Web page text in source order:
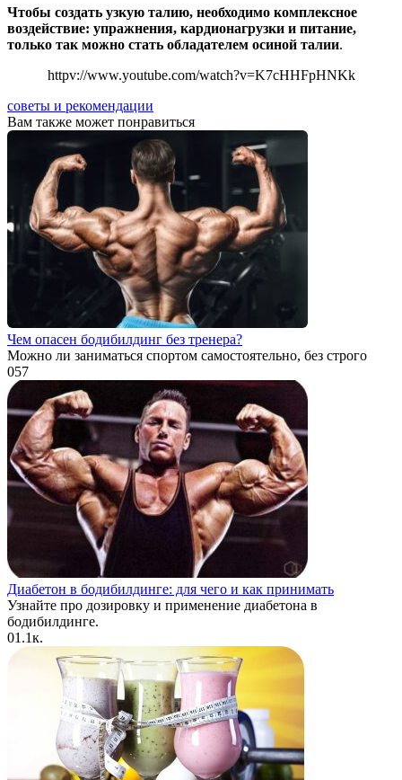
Чтобы создать узкую талию, необходимо комплексное
воздействие: упражнения, кардионагрузки и питание,
только так можно стать обладателем осиной талии.
httpv://www.youtube.com/watch?v=K7cHHFpHNKk
советы и рекомендации
Вам также может понравиться
Чем опасен бодибилдинг без тренера?
Можно ли заниматься спортом самостоятельно, без строго
057
Диабетон в бодибилдинге: для чего и как принимать
Узнайте про дозировку и применение диабетона в
бодибилдинге.
01.1к.